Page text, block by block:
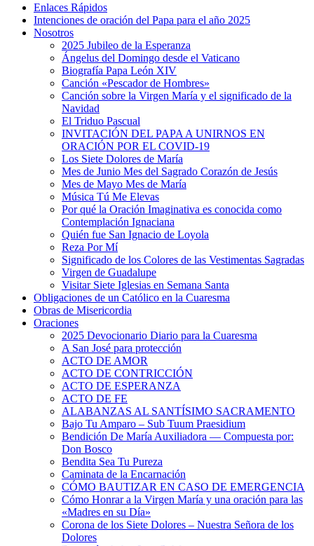
Enlaces Rápidos
Intenciones de oración del Papa para el año 2025
Nosotros
2025 Jubileo de la Esperanza
Ángelus del Domingo desde el Vaticano
Biografía Papa León XIV
Canción «Pescador de Hombres»
Canción sobre la Virgen María y el significado de la
Navidad
El Triduo Pascual
INVITACIÓN DEL PAPA A UNIRNOS EN
ORACIÓN POR EL COVID-19
Los Siete Dolores de María
Mes de Junio Mes del Sagrado Corazón de Jesús
Mes de Mayo Mes de María
Música Tú Me Elevas
Por qué la Oración Imaginativa es conocida como
Contemplación Ignaciana
Quién fue San Ignacio de Loyola
Reza Por Mí
Significado de los Colores de las Vestimentas Sagradas
Virgen de Guadalupe
Visitar Siete Iglesias en Semana Santa
Obligaciones de un Católico en la Cuaresma
Obras de Misericordia
Oraciones
2025 Devocionario Diario para la Cuaresma
A San José para protección
ACTO DE AMOR
ACTO DE CONTRICCIÓN
ACTO DE ESPERANZA
ACTO DE FE
ALABANZAS AL SANTÍSIMO SACRAMENTO
Bajo Tu Amparo – Sub Tuum Praesidium
Bendición De María Auxiliadora — Compuesta por:
Don Bosco
Bendita Sea Tu Pureza
Caminata de la Encarnación
CÓMO BAUTIZAR EN CASO DE EMERGENCIA
Cómo Honrar a la Virgen María y una oración para las
«Madres en su Día»
Corona de los Siete Dolores – Nuestra Señora de los
Dolores